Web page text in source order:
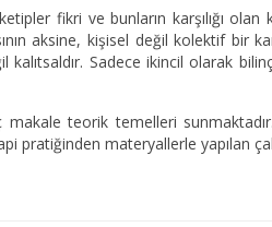
fikri ve bunların karşılığı olan
aksine, kişisel değil kolektif bir
kalıtsaldır. Sadece ikincil olarak
makale teorik temelleri
pratiğinden materyallerle yapılan